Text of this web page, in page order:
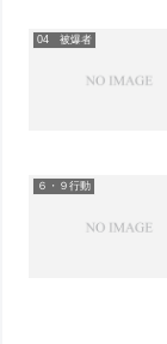
04 被爆者
６・９行動